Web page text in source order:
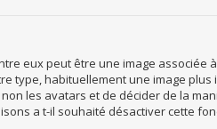
eux peut être une image associée
type, habituellement une image
les avatars et de décider de la
a t-il souhaité désactiver cette